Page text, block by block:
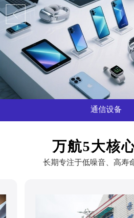
万航5大核
长期专注于低噪音、高寿